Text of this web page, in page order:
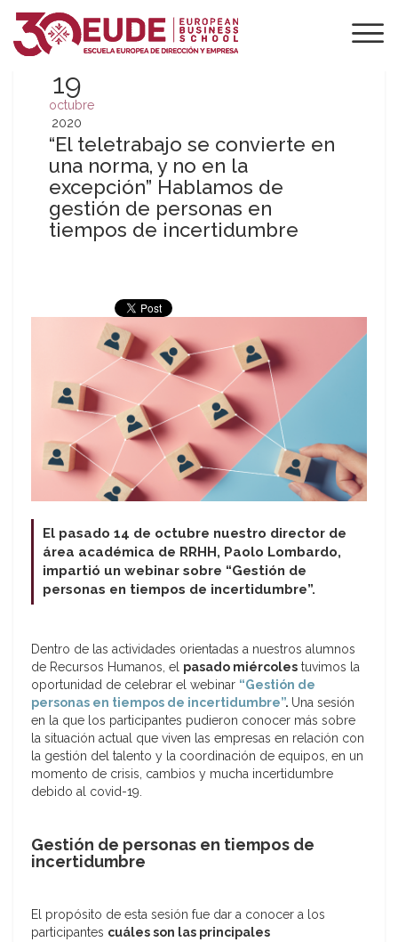
19
octubre
2020
“El teletrabajo se convierte en
una norma, y no en la
excepción” Hablamos de
gestión de personas en
tiempos de incertidumbre
El pasado 14 de octubre nuestro director de
área académica de RRHH, Paolo Lombardo,
impartió un webinar sobre “Gestión de
personas en tiempos de incertidumbre”.
Dentro de las actividades orientadas a nuestros alumnos
de Recursos Humanos, el pasado miércoles tuvimos la
oportunidad de celebrar el webinar “Gestión de
personas en tiempos de incertidumbre”. Una sesión
en la que los participantes pudieron conocer más sobre
la situación actual que viven las empresas en relación con
la gestión del talento y la coordinación de equipos, en un
momento de crisis, cambios y mucha incertidumbre
debido al covid-19.
Gestión de personas en tiempos de
incertidumbre
El propósito de esta sesión fue dar a conocer a los
participantes cuáles son las principales